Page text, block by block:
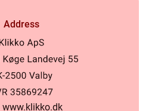
Address
www.klikko.dk